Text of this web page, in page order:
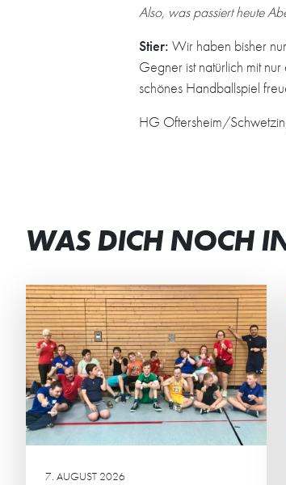
Also, was passiert heute
Stier: Wir haben bisher
Gegner ist natürlich mit
schönes Handballspiel
HG Oftersheim/
WAS DICH NOCH
7. AUGUST 2026
JETZT DAUERKARTEN
RESERVIEREN
Ab sofort können sich die HG-
Fans ihren Sitzplatz für die
Regionalliga sichern.